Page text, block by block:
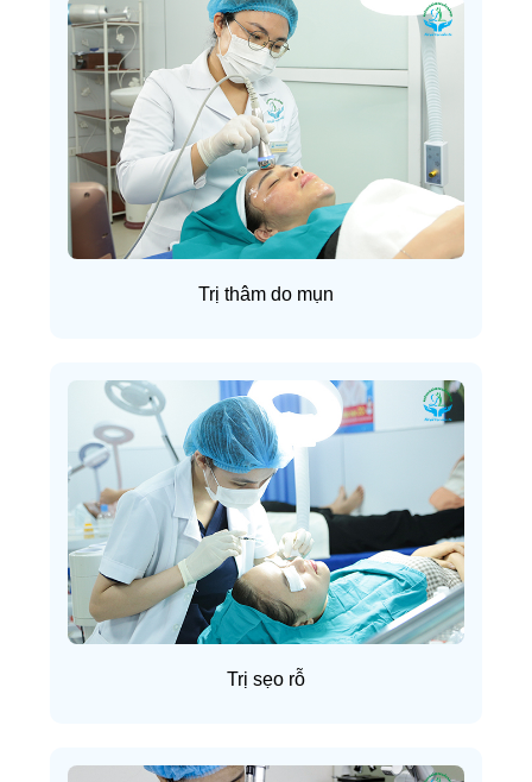
Trị thâm do mụn
Trị sẹo rỗ